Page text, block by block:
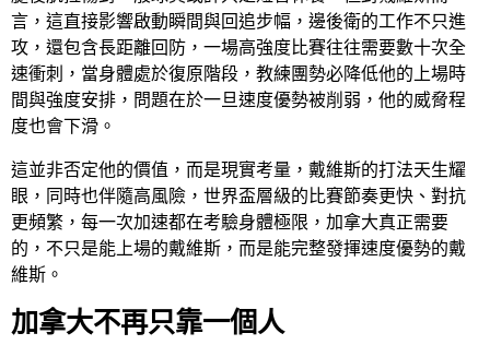
言，這直接影響啟動瞬間與回追步幅，邊後衛的工作不只進
攻，還包含長距離回防，一場高強度比賽往往需要數十次全
速衝刺，當身體處於復原階段，教練團勢必降低他的上場時
間與強度安排，問題在於一旦速度優勢被削弱，他的威脅程
度也會下滑。
這並非否定他的價值，而是現實考量，戴維斯的打法天生耀
眼，同時也伴隨高風險，世界盃層級的比賽節奏更快、對抗
更頻繁，每一次加速都在考驗身體極限，加拿大真正需要
的，不只是能上場的戴維斯，而是能完整發揮速度優勢的戴
維斯。
加拿大不再只靠一個人